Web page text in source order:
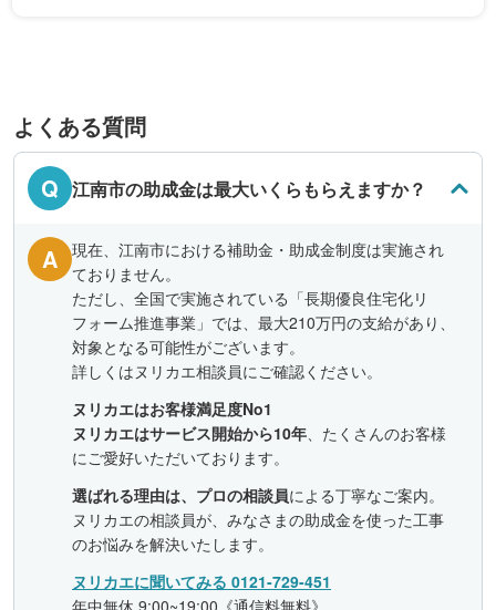
よくある質問
Q 江南市の助成金は最大いくらもらえますか？
A
現在、江南市における補助金・助成金制度は実施され
ておりません。
ただし、全国で実施されている「長期優良住宅化リ
フォーム推進事業」では、最大210万円の支給があり、
対象となる可能性がございます。
詳しくはヌリカエ相談員にご確認ください。
ヌリカエはお客様満足度No1
ヌリカエはサービス開始から10年、たくさんのお客様
にご愛好いただいております。
選ばれる理由は、プロの相談員による丁寧なご案内。
ヌリカエの相談員が、みなさまの助成金を使った工事
のお悩みを解決いたします。
ヌリカエに聞いてみる 0121-729-451